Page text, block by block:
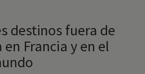
destinos fuera de
Francia y en el